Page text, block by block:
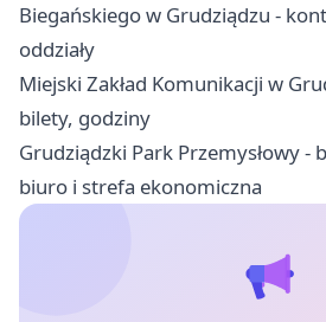
Biegańskiego w Grudziądzu -
oddziały
Miejski Zakład Komunikacji w
bilety, godziny
Grudziądzki Park Przemysłowy
biuro i strefa ekonomiczna